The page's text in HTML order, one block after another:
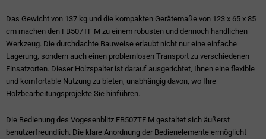
Das Gewicht von 137 kg und die kompakten Gerätemaße von 123 x 65 x 85
cm machen den FB507TF M zu einem robusten und dennoch handlichen
Werkzeug. Die durchdachte Bauweise erlaubt nicht nur eine einfache
Lagerung, sondern auch einen problemlosen Transport zu verschiedenen
Einsatzorten. Dieser Holzspalter ist darauf ausgerichtet, Ihnen eine flexible
und komfortable Nutzung zu bieten, unabhängig davon, wo Ihre
Holzbearbeitungsprojekte Sie hinführen.
Die Bedienung des Vogesenblitz FB507TF M gestaltet sich äußerst
benutzerfreundlich. Die klare Anordnung der Bedienelemente ermöglicht